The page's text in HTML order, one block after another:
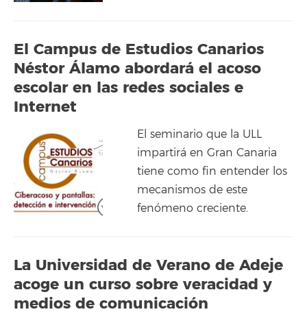
El Campus de Estudios Canarios
Néstor Álamo abordará el acoso
escolar en las redes sociales e
Internet
El seminario que la ULL
impartirá en Gran Canaria
tiene como fin entender los
mecanismos de este
fenómeno creciente.
La Universidad de Verano de Adeje
acoge un curso sobre veracidad y
medios de comunicación